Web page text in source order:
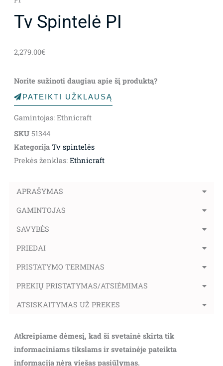
Tv Spintelė PI
2,279.00€
Norite sužinoti daugiau apie šį produktą?
PATEIKTI UŽKLAUSĄ
Gamintojas: Ethnicraft
SKU 51344
Kategorija Tv spintelės
Prekės ženklas: Ethnicraft
APRAŠYMAS
GAMINTOJAS
SAVYBĖS
PRIEDAI
PRISTATYMO TERMINAS
PREKIŲ PRISTATYMAS/ATSIĖMIMAS
ATSISKAITYMAS UŽ PREKES
Atkreipiame dėmesį, kad ši svetainė skirta tik
informaciniams tikslams ir svetainėje pateikta
informacija nėra viešas pasiūlymas.